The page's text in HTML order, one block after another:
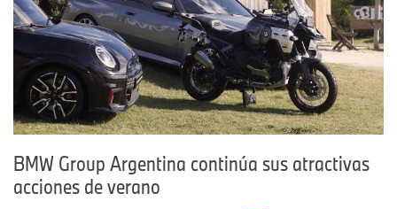
BMW Group Argentina continúa sus atractivas
acciones de verano